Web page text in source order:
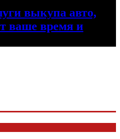
выкупа авто,
ваше время и